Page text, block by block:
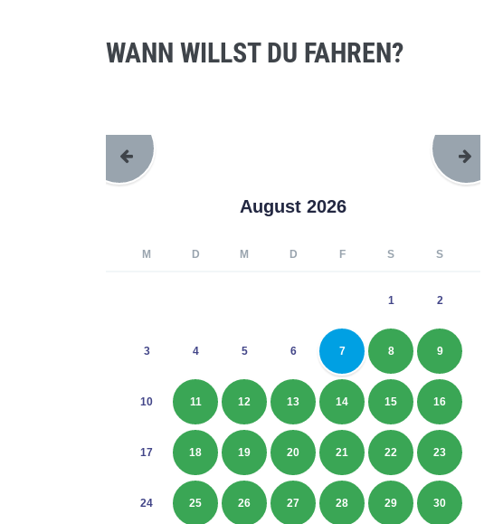
WANN WILLST DU FAHREN?
August 2026
M D M D F S S
1 2
3 4 5 6 7 8 9
10 11 12 13 14 15 16
17 18 19 20 21 22 23
24 25 26 27 28 29 30